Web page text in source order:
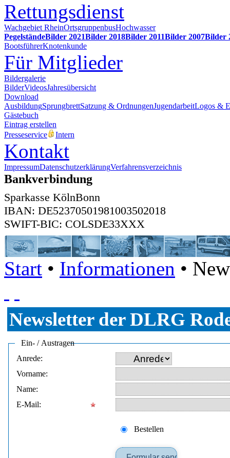
Rettungsdienst
Wachgebiet RheinOrtsgruppenbusHochwasser
PegelständeBilder 2021Bilder 2018Bilder 2011Bilder 2007Bilder
BootsführerKnotenkunde
Für Mitglieder
Bildergalerie
BilderVideosJahresübersicht
Download
AusbildungSprungbrettSatzung & OrdnungenJugendarbeitLogos &
Gästebuch
Eintrag erstellen
Presseservice
Intern
Kontakt
ImpressumDatenschutzerklärungVerfahrensverzeichnis
Bankverbindung
Sparkasse KölnBonn
IBAN: DE52370501981003502018
SWIFT-BIC: COLSDE33XXX
Start • Informationen •
Newsletter der DLRG
Ein- / Austragen
Anrede:
Vorname:
Name:
E‑Mail:
Bestellen